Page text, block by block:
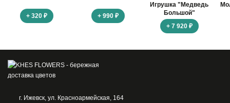
+ 320 ₽ + 990 ₽
Игрушка "Медведь
Большой"
+ 7 920 ₽
г. Ижевск, ул. Красноармейская, 164